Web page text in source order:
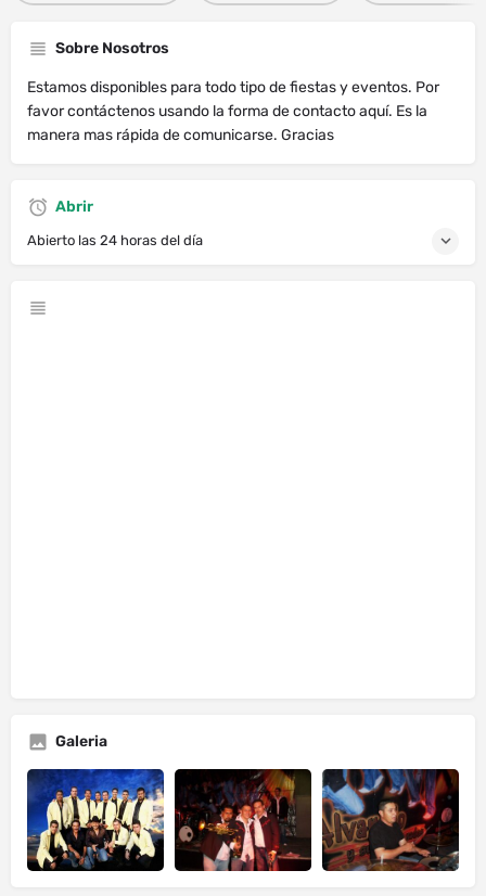
Sobre Nosotros
Estamos disponibles para todo tipo de fiestas y eventos. Por
favor contáctenos usando la forma de contacto aquí. Es la
manera mas rápida de comunicarse. Gracias
Abrir
Abierto las 24 horas del día
Galeria